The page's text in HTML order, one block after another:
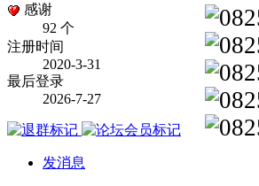
感谢
92 个
注册时间
2020-3-31
最后登录
2026-7-27
发消息